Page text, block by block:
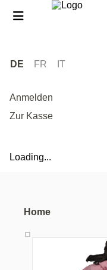
DE FR IT
Anmelden
Zur Kasse
Loading...
Home